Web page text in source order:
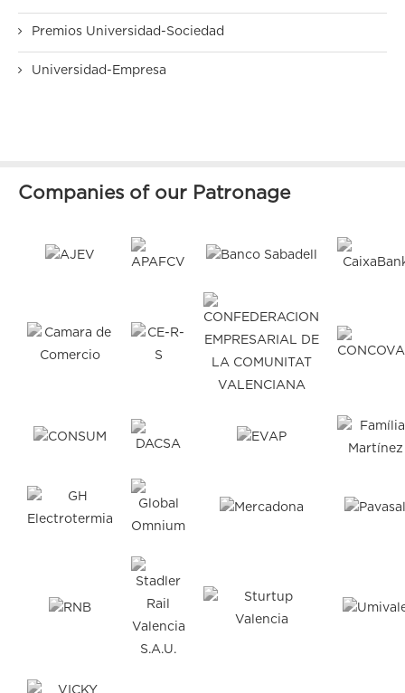
Premios Universidad-Sociedad
Universidad-Empresa
Companies of our Patronage